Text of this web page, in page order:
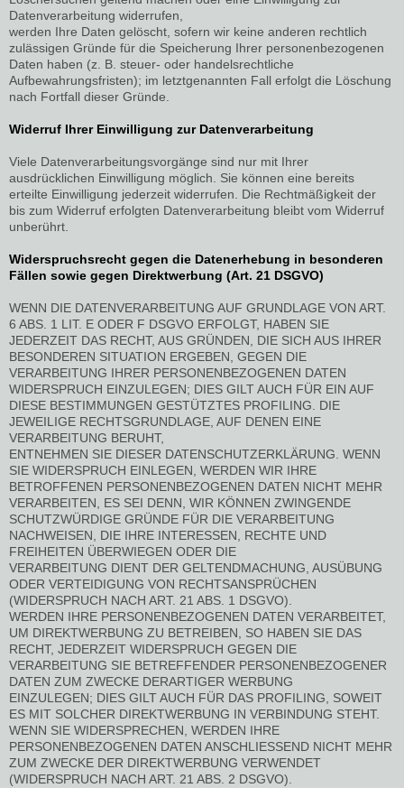
Datenverarbeitung widerrufen,
werden Ihre Daten gelöscht, sofern wir keine anderen rechtlich
zulässigen Gründe für die Speicherung Ihrer personenbezogenen
Daten haben (z. B. steuer- oder handelsrechtliche
Aufbewahrungsfristen); im letztgenannten Fall erfolgt die Löschung
nach Fortfall dieser Gründe.
Widerruf Ihrer Einwilligung zur Datenverarbeitung
Viele Datenverarbeitungsvorgänge sind nur mit Ihrer
ausdrücklichen Einwilligung möglich. Sie können eine bereits
erteilte Einwilligung jederzeit widerrufen. Die Rechtmäßigkeit der
bis zum Widerruf erfolgten Datenverarbeitung bleibt vom Widerruf
unberührt.
Widerspruchsrecht gegen die Datenerhebung in besonderen
Fällen sowie gegen Direktwerbung (Art. 21 DSGVO)
WENN DIE DATENVERARBEITUNG AUF GRUNDLAGE VON ART.
6 ABS. 1 LIT. E ODER F DSGVO ERFOLGT, HABEN SIE
JEDERZEIT DAS RECHT, AUS GRÜNDEN, DIE SICH AUS IHRER
BESONDEREN SITUATION ERGEBEN, GEGEN DIE
VERARBEITUNG IHRER PERSONENBEZOGENEN DATEN
WIDERSPRUCH EINZULEGEN; DIES GILT AUCH FÜR EIN AUF
DIESE BESTIMMUNGEN GESTÜTZTES PROFILING. DIE
JEWEILIGE RECHTSGRUNDLAGE, AUF DENEN EINE
VERARBEITUNG BERUHT,
ENTNEHMEN SIE DIESER DATENSCHUTZERKLÄRUNG. WENN
SIE WIDERSPRUCH EINLEGEN, WERDEN WIR IHRE
BETROFFENEN PERSONENBEZOGENEN DATEN NICHT MEHR
VERARBEITEN, ES SEI DENN, WIR KÖNNEN ZWINGENDE
SCHUTZWÜRDIGE GRÜNDE FÜR DIE VERARBEITUNG
NACHWEISEN, DIE IHRE INTERESSEN, RECHTE UND
FREIHEITEN ÜBERWIEGEN ODER DIE
VERARBEITUNG DIENT DER GELTENDMACHUNG, AUSÜBUNG
ODER VERTEIDIGUNG VON RECHTSANSPRÜCHEN
(WIDERSPRUCH NACH ART. 21 ABS. 1 DSGVO).
WERDEN IHRE PERSONENBEZOGENEN DATEN VERARBEITET,
UM DIREKTWERBUNG ZU BETREIBEN, SO HABEN SIE DAS
RECHT, JEDERZEIT WIDERSPRUCH GEGEN DIE
VERARBEITUNG SIE BETREFFENDER PERSONENBEZOGENER
DATEN ZUM ZWECKE DERARTIGER WERBUNG
EINZULEGEN; DIES GILT AUCH FÜR DAS PROFILING, SOWEIT
ES MIT SOLCHER DIREKTWERBUNG IN VERBINDUNG STEHT.
WENN SIE WIDERSPRECHEN, WERDEN IHRE
PERSONENBEZOGENEN DATEN ANSCHLIESSEND NICHT MEHR
ZUM ZWECKE DER DIREKTWERBUNG VERWENDET
(WIDERSPRUCH NACH ART. 21 ABS. 2 DSGVO).